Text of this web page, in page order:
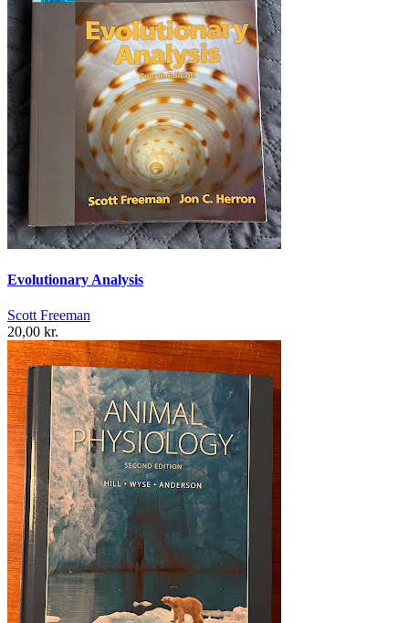
Evolutionary Analysis
Scott Freeman
20,00 kr.